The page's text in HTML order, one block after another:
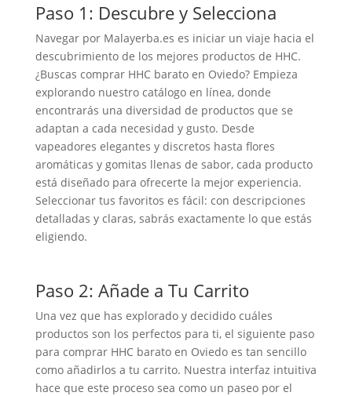
Paso 1: Descubre y Selecciona
Navegar por Malayerba.es es iniciar un viaje hacia el
descubrimiento de los mejores productos de HHC.
¿Buscas comprar HHC barato en Oviedo? Empieza
explorando nuestro catálogo en línea, donde
encontrarás una diversidad de productos que se
adaptan a cada necesidad y gusto. Desde
vapeadores elegantes y discretos hasta flores
aromáticas y gomitas llenas de sabor, cada producto
está diseñado para ofrecerte la mejor experiencia.
Seleccionar tus favoritos es fácil: con descripciones
detalladas y claras, sabrás exactamente lo que estás
eligiendo.
Paso 2: Añade a Tu Carrito
Una vez que has explorado y decidido cuáles
productos son los perfectos para ti, el siguiente paso
para comprar HHC barato en Oviedo es tan sencillo
como añadirlos a tu carrito. Nuestra interfaz intuitiva
hace que este proceso sea como un paseo por el